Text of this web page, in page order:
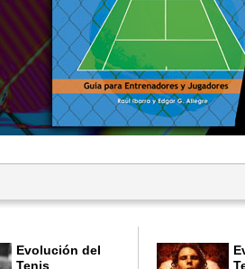
Evolución del
Tenis